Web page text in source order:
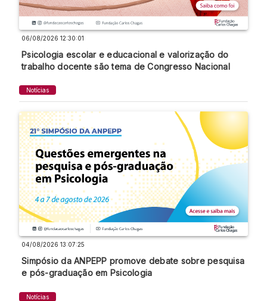
06/08/2026 12:30:01
Psicologia escolar e educacional e valorização do
trabalho docente são tema de Congresso Nacional
Notícias
04/08/2026 13:07:25
Simpósio da ANPEPP promove debate sobre pesquisa
e pós-graduação em Psicologia
Notícias